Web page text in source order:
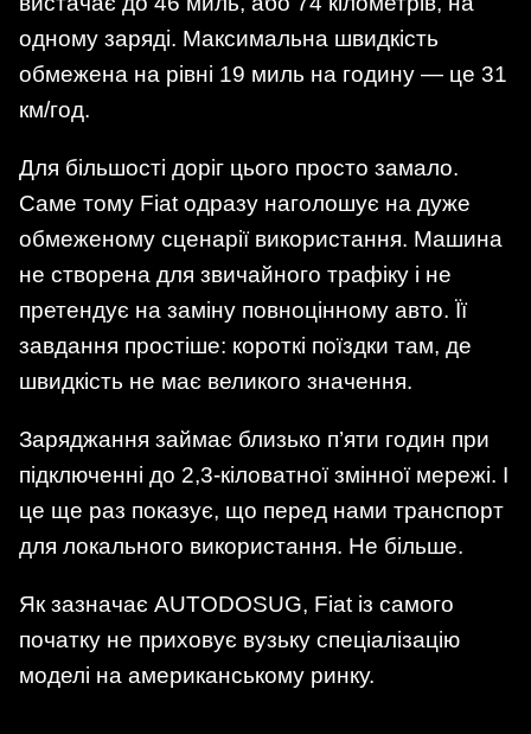
одному заряді. Максимальна швидкість
обмежена на рівні 19 миль на годину — це 31
км/год.
Для більшості доріг цього просто замало.
Саме тому Fiat одразу наголошує на дуже
обмеженому сценарії використання. Машина
не створена для звичайного трафіку і не
претендує на заміну повноцінному авто. Її
завдання простіше: короткі поїздки там, де
швидкість не має великого значення.
Заряджання займає близько п’яти годин при
підключенні до 2,3-кіловатної змінної мережі. І
це ще раз показує, що перед нами транспорт
для локального використання. Не більше.
Як зазначає AUTODOSUG, Fiat із самого
початку не приховує вузьку спеціалізацію
моделі на американському ринку.